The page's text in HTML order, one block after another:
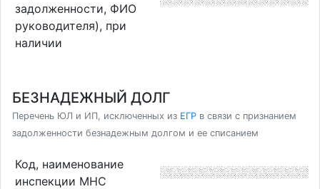
задолженности, ФИО
руководителя), при
наличии
БЕЗНАДЕЖНЫЙ ДОЛГ
Перечень ЮЛ и ИП, исключенных из ЕГР в связи с признанием
задолженности безнадежным долгом и ее списанием
Код, наименование
инспекции МНС